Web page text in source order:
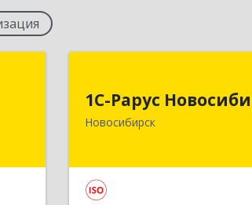
31
1С-Рарус
Новосибирск
630015,
Новосибирск г,